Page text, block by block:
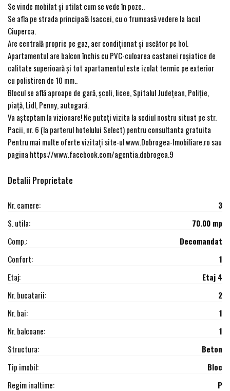
Se vinde mobilat și utilat cum se vede în poze..
Se afla pe strada principală Isaccei, cu o frumoasă vedere la lacul
Ciuperca.
Are centrală proprie pe gaz, aer condiționat și uscător pe hol.
Apartamentul are balcon închis cu PVC-culoarea castanei roșiatice de
calitate superioară și tot apartamentul este izolat termic pe exterior
cu polistiren de 10 mm..
Blocul se află aproape de gară, școli, licee, Spitalul Județean, Poliție,
piață, Lidl, Penny, autogară.
Va așteptam la vizionare! Ne puteți vizita la sediul nostru situat pe str.
Pacii, nr. 6 (la parterul hotelului Select) pentru consultanta gratuita
Pentru mai multe oferte vizitați site-ul www.Dobrogea-Imobiliare.ro sau
pagina https://www.facebook.com/agentia.dobrogea.9
Detalii Proprietate
Nr. camere:
3
S. utila:
70.00 mp
Comp.:
Decomandat
Confort:
1
Etaj:
Etaj 4
Nr. bucatarii:
2
Nr. bai:
1
Nr. balcoane:
1
Structura:
Beton
Tip imobil:
Bloc
Regim inaltime:
P